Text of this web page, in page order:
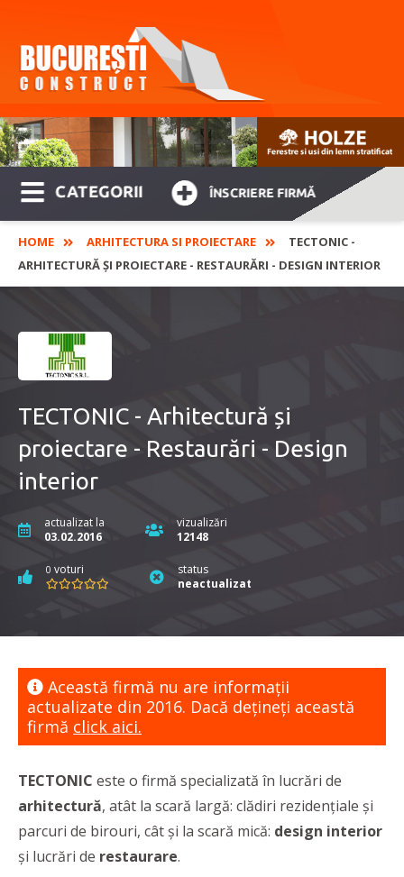
CATEGORII ÎNSCRIERE FIRMĂ
HOME ARHITECTURA SI PROIECTARE
TECTONIC -
ARHITECTURĂ ȘI PROIECTARE - RESTAURĂRI - DESIGN INTERIOR
TECTONIC - Arhitectură și
proiectare - Restaurări - Design
interior
actualizat la
03.02.2016
vizualizări
12148
0 voturi
status
neactualizat
Această firmă nu are informaţii
actualizate din 2016. Dacă dețineți această
firmă click aici.
TECTONIC este o firmă specializată în lucrări de
arhitectură, atât la scară largă: clădiri rezidențiale și
parcuri de birouri, cât și la scară mică: design interior
și lucrări de restaurare.